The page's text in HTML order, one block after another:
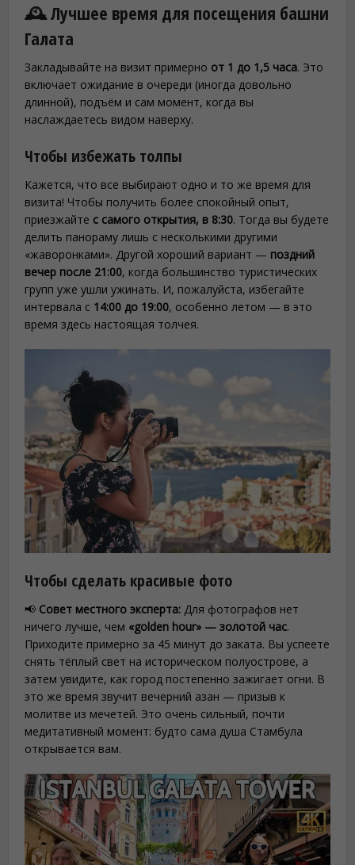
🕰️ Лучшее время для посещения башни
Галата
Закладывайте на визит примерно от 1 до 1,5 часа. Это
включает ожидание в очереди (иногда довольно
длинной), подъём и сам момент, когда вы
наслаждаетесь видом наверху.
Чтобы избежать толпы
Кажется, что все выбирают одно и то же время для
визита! Чтобы получить более спокойный опыт,
приезжайте с самого открытия, в 8:30. Тогда вы будете
делить панораму лишь с несколькими другими
«жаворонками». Другой хороший вариант — поздний
вечер после 21:00, когда большинство туристических
групп уже ушли ужинать. И, пожалуйста, избегайте
интервала с 14:00 до 19:00, особенно летом — в это
время здесь настоящая толчея.
Чтобы сделать красивые фото
📢 Совет местного эксперта: Для фотографов нет
ничего лучше, чем «golden hour» — золотой час.
Приходите примерно за 45 минут до заката. Вы успеете
снять тёплый свет на историческом полуострове, а
затем увидите, как город постепенно зажигает огни. В
это же время звучит вечерний азан — призыв к
молитве из мечетей. Это очень сильный, почти
медитативный момент: будто сама душа Стамбула
открывается вам.